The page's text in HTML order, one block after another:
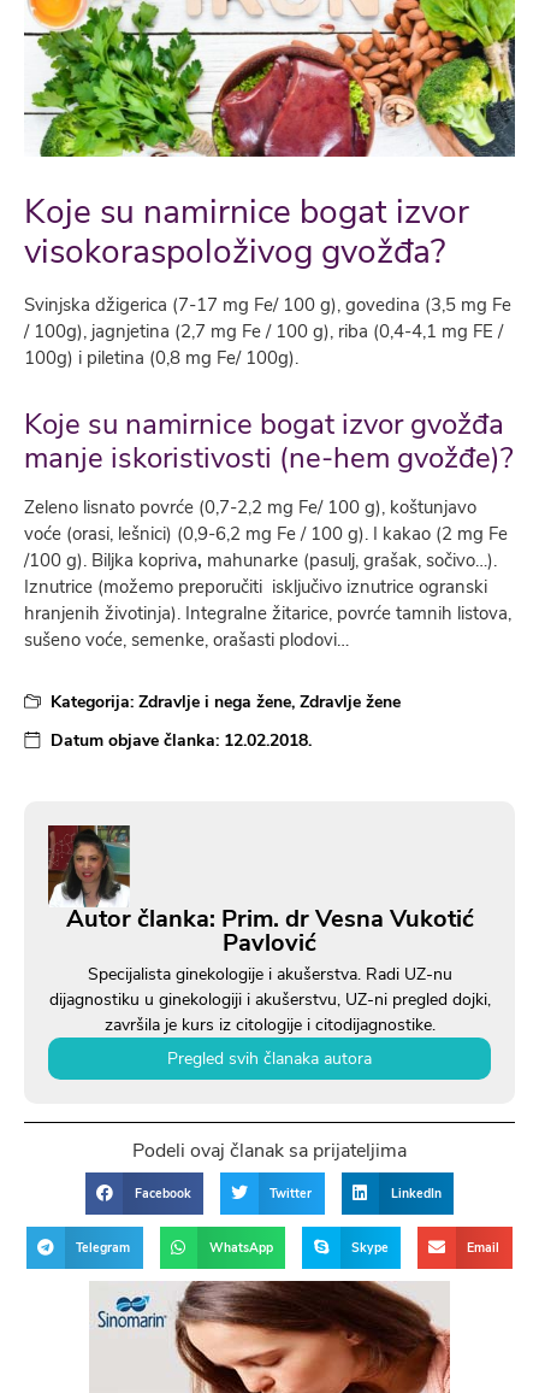
Koje su namirnice bogat izvor
visokoraspoloživog gvožđa?
Svinjska džigerica (7-17 mg Fe/ 100 g), govedina (3,5 mg Fe
/ 100g), jagnjetina (2,7 mg Fe / 100 g), riba (0,4-4,1 mg FE /
100g) i piletina (0,8 mg Fe/ 100g).
Koje su namirnice bogat izvor gvožđa
manje iskoristivosti (ne-hem gvožđe)?
Zeleno lisnato povrće (0,7-2,2 mg Fe/ 100 g), koštunjavo
voće (orasi, lešnici) (0,9-6,2 mg Fe / 100 g). I kakao (2 mg Fe
/100 g). Biljka kopriva, mahunarke (pasulj, grašak, sočivo…).
Iznutrice (možemo preporučiti isključivo iznutrice ogranski
hranjenih životinja). Integralne žitarice, povrće tamnih listova,
sušeno voće, semenke, orašasti plodovi…
Kategorija: Zdravlje i nega žene, Zdravlje žene
Datum objave članka: 12.02.2018.
Autor članka: Prim. dr Vesna Vukotić
Pavlović
Specijalista ginekologije i akušerstva. Radi UZ-nu
dijagnostiku u ginekologiji i akušerstvu, UZ-ni pregled dojki,
završila je kurs iz citologije i citodijagnostike.
Pregled svih članaka autora
Podeli ovaj članak sa prijateljima
Facebook Twitter LinkedIn
Telegram WhatsApp Skype Email